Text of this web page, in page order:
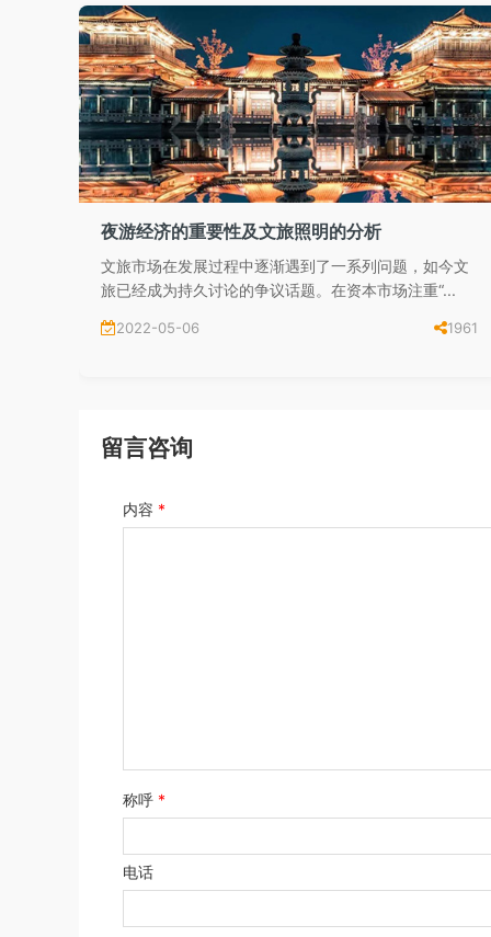
夜游经济的重要性及文旅照明的分析
文旅市场在发展过程中逐渐遇到了一系列问题，如今文
旅已经成为持久讨论的争议话题。在资本市场注重“...
2022-05-06 1961
留言咨询
内容 *
称呼 *
电话